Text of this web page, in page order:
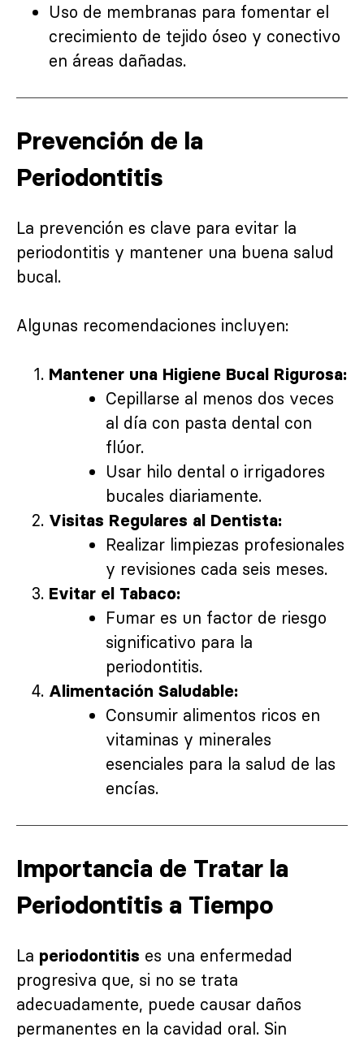
Uso de membranas para fomentar el
crecimiento de tejido óseo y conectivo
en áreas dañadas.
Prevención de la
Periodontitis
La prevención es clave para evitar la
periodontitis y mantener una buena salud
bucal.
Algunas recomendaciones incluyen:
Mantener una Higiene Bucal Rigurosa:
Cepillarse al menos dos veces
al día con pasta dental con
flúor.
Usar hilo dental o irrigadores
bucales diariamente.
Visitas Regulares al Dentista:
Realizar limpiezas profesionales
y revisiones cada seis meses.
Evitar el Tabaco:
Fumar es un factor de riesgo
significativo para la
periodontitis.
Alimentación Saludable:
Consumir alimentos ricos en
vitaminas y minerales
esenciales para la salud de las
encías.
Importancia de Tratar la
Periodontitis a Tiempo
La periodontitis es una enfermedad
progresiva que, si no se trata
adecuadamente, puede causar daños
permanentes en la cavidad oral. Sin